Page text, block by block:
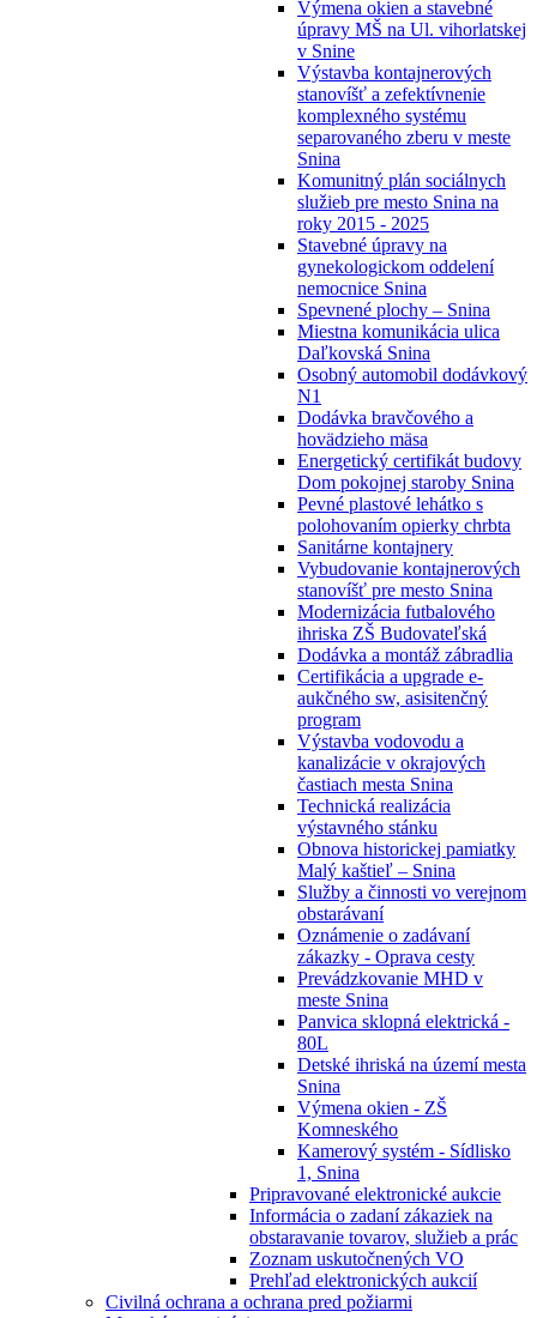
Výmena okien a stavebné
úpravy MŠ na Ul. vihorlatskej
v Snine
Výstavba kontajnerových
stanovíšť a zefektívnenie
komplexného systému
separovaného zberu v meste
Snina
Komunitný plán sociálnych
služieb pre mesto Snina na
roky 2015 - 2025
Stavebné úpravy na
gynekologickom oddelení
nemocnice Snina
Spevnené plochy – Snina
Miestna komunikácia ulica
Daľkovská Snina
Osobný automobil dodávkový
N1
Dodávka bravčového a
hovädzieho mäsa
Energetický certifikát budovy
Dom pokojnej staroby Snina
Pevné plastové lehátko s
polohovaním opierky chrbta
Sanitárne kontajnery
Vybudovanie kontajnerových
stanovíšť pre mesto Snina
Modernizácia futbalového
ihriska ZŠ Budovateľská
Dodávka a montáž zábradlia
Certifikácia a upgrade e-
aukčného sw, asisitenčný
program
Výstavba vodovodu a
kanalizácie v okrajových
častiach mesta Snina
Technická realizácia
výstavného stánku
Obnova historickej pamiatky
Malý kaštieľ – Snina
Služby a činnosti vo verejnom
obstarávaní
Oznámenie o zadávaní
zákazky - Oprava cesty
Prevádzkovanie MHD v
meste Snina
Panvica sklopná elektrická -
80L
Detské ihriská na území mesta
Snina
Výmena okien - ZŠ
Komneského
Kamerový systém - Sídlisko
1, Snina
Pripravované elektronické aukcie
Informácia o zadaní zákaziek na
obstaravanie tovarov, služieb a prác
Zoznam uskutočnených VO
Prehľad elektronických aukcií
Civilná ochrana a ochrana pred požiarmi